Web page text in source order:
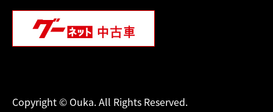
Copyright © Ouka. All Rights Reserved.